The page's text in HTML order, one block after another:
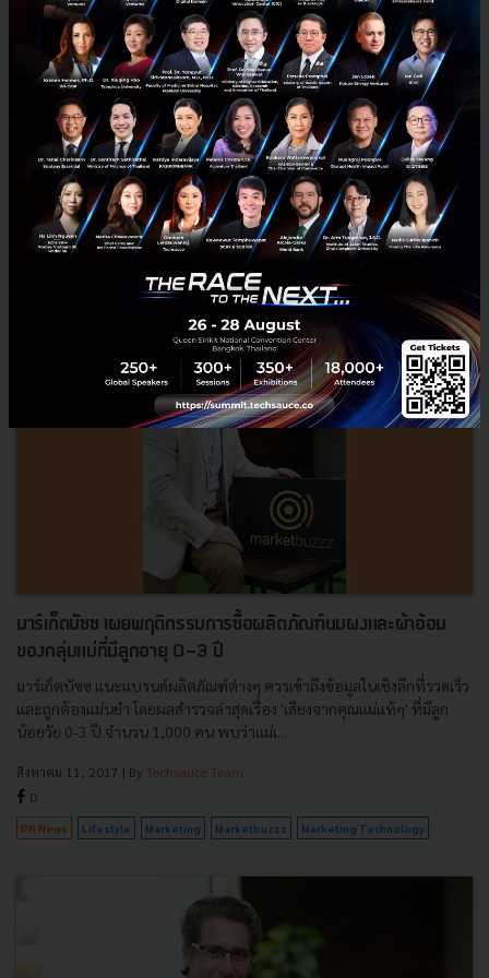
Social Media : More than Snacks & Selfies!
We know about the rise in social media and importance in which is
plays on our personal lives, yet Marketbuzzz, Thailand’s innovative
leader in mobile marketing research, reveals t...
February 28, 2018| By
Techsauce Team
News Statistic Buzzebees Marketbuzzz Social Media
มาร์เก็ตบัซซ เผยพฤติกรรมการซื้อผลิตภัณฑ์นมผงและผ้าอ้อม
ของกลุ่มแม่ที่มีลูกอายุ 0-3 ปี
มาร์เก็ตบัซซ แนะแบรนด์ผลิตภัณฑ์ต่างๆ ควรเข้าถึงข้อมูลในเชิงลึกที่รวดเร็ว
และถูกต้องแม่นยำ โดยผลสำรวจล่าสุดเรื่อง 'เสียงจากคุณแม่แท้ๆ' ที่มีลูก
น้อยวัย 0-3 ปี จำนวน 1,000 คน พบว่าแม่เ...
สิงหาคม 11, 2017 | By Techsauce Team
0
PR News Lifestyle Marketing Marketbuzzz Marketing Technology